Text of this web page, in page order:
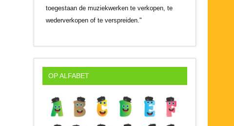
toegestaan de muziekwerken te verkopen, te
wederverkopen of te verspreiden."
OP ALFABET